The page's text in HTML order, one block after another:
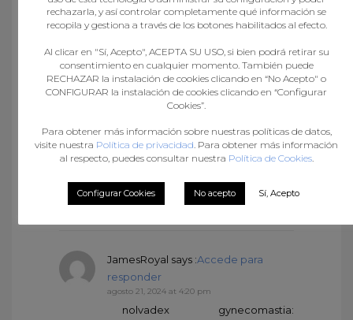
260 Comments to “ Do 23
ao 27 de marzo, Semana
Online de Balonmán
Base”
JamesRoyalsays :Accede para
responder
lipitor 40 mg: buy atorvastatin
online– lipitor 20 mg tablet price
JamesRoyal says :Accede para
responder
agosto 21, 2024 at 4:20 pm
nolvadex gynecomastia:
rechazarla, y así controlar completamente qué información se
recopila y gestiona a través de los botones habilitados al efecto.
Al clicar en "Sí, Acepto", ACEPTA SU USO, si bien podrá retirar su
consentimiento en cualquier momento. También puede
RECHAZAR la instalación de cookies clicando en “No Acepto" o
CONFIGURAR la instalación de cookies clicando en “Configurar
Cookies”.
Para obtener más información sobre nuestras políticas de datos,
visite nuestra Política de privacidad. Para obtener más información
al respecto, puedes consultar nuestra Política de Cookies.
Configurar Cookies No acepto Sí, Acepto